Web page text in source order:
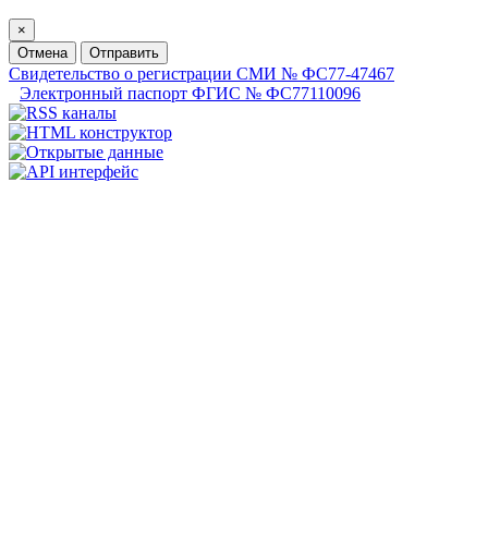
×
Отмена
Отправить
Свидетельство о регистрации СМИ № ФС77-47467
Электронный паспорт ФГИС № ФС77110096